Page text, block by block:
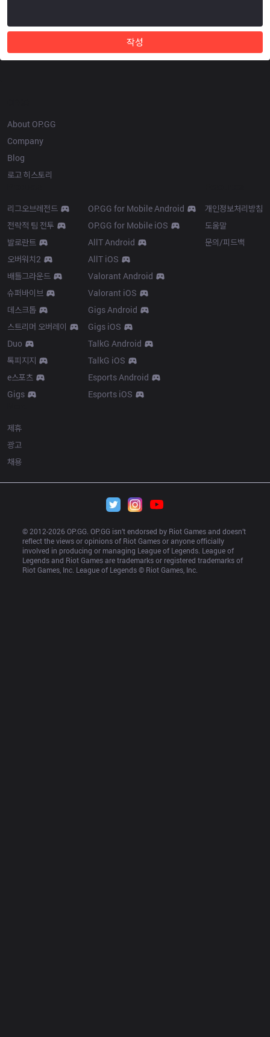
작성
About OP.GG
Company
Blog
로고 히스토리
리그오브레전드
전략적 팀 전투
발로란트
오버워치2
배틀그라운드
슈퍼바이브
데스크톱
스트리머 오버레이
Duo
톡피지지
e스포츠
Gigs
OP.GG for Mobile Android
OP.GG for Mobile iOS
AllT Android
AllT iOS
Valorant Android
Valorant iOS
Gigs Android
Gigs iOS
TalkG Android
TalkG iOS
Esports Android
Esports iOS
개인정보처리방침
도움말
문의/피드백
제휴
광고
채용
© 2012-2026 OP.GG. OP.GG isn’t endorsed by Riot Games and doesn’t
reflect the views or opinions of Riot Games or anyone officially
involved in producing or managing League of Legends. League of
Legends and Riot Games are trademarks or registered trademarks of
Riot Games, Inc. League of Legends © Riot Games, Inc.